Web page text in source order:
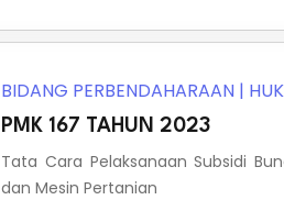
BIDANG PERBENDAHARAAN |
PMK 167 TAHUN 2023
Tata Cara Pelaksanaan Subsidi
dan Mesin Pertanian